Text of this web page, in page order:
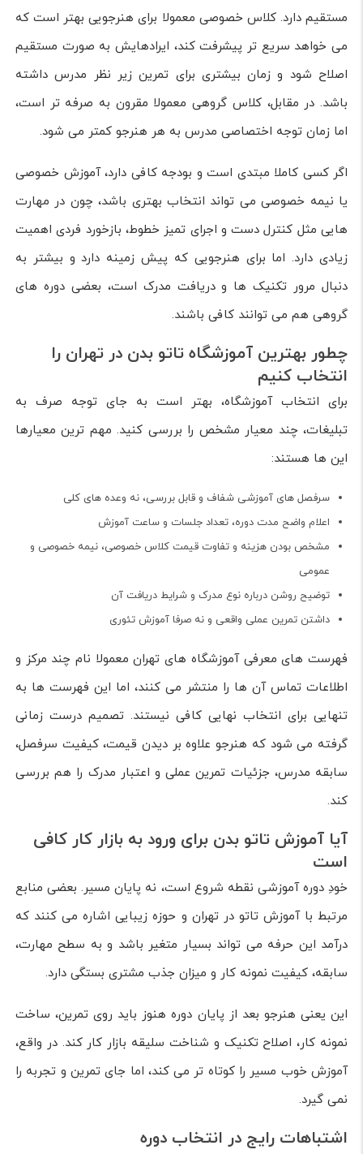
مستقیم دارد. کلاس خصوصی معمولا برای هنرجویی بهتر است که
می خواهد سریع تر پیشرفت کند، ایرادهایش به صورت مستقیم
اصلاح شود و زمان بیشتری برای تمرین زیر نظر مدرس داشته
باشد. در مقابل، کلاس گروهی معمولا مقرون به صرفه تر است،
اما زمان توجه اختصاصی مدرس به هر هنرجو کمتر می شود.
اگر کسی کاملا مبتدی است و بودجه کافی دارد، آموزش خصوصی
یا نیمه خصوصی می تواند انتخاب بهتری باشد، چون در مهارت
هایی مثل کنترل دست و اجرای تمیز خطوط، بازخورد فردی اهمیت
زیادی دارد. اما برای هنرجویی که پیش زمینه دارد و بیشتر به
دنبال مرور تکنیک ها و دریافت مدرک است، بعضی دوره های
گروهی هم می توانند کافی باشند.
چطور بهترین آموزشگاه تاتو بدن در تهران را
انتخاب کنیم
برای انتخاب آموزشگاه، بهتر است به جای توجه صرف به
تبلیغات، چند معیار مشخص را بررسی کنید. مهم ترین معیارها
این ها هستند:
سرفصل های آموزشی شفاف و قابل بررسی، نه وعده های کلی
اعلام واضح مدت دوره، تعداد جلسات و ساعت آموزش
مشخص بودن هزینه و تفاوت قیمت کلاس خصوصی، نیمه خصوصی و
عمومی
توضیح روشن درباره نوع مدرک و شرایط دریافت آن
داشتن تمرین عملی واقعی و نه صرفا آموزش تئوری
فهرست های معرفی آموزشگاه های تهران معمولا نام چند مرکز و
اطلاعات تماس آن ها را منتشر می کنند، اما این فهرست ها به
تنهایی برای انتخاب نهایی کافی نیستند. تصمیم درست زمانی
گرفته می شود که هنرجو علاوه بر دیدن قیمت، کیفیت سرفصل،
سابقه مدرس، جزئیات تمرین عملی و اعتبار مدرک را هم بررسی
کند.
آیا آموزش تاتو بدن برای ورود به بازار کار کافی
است
خودِ دوره آموزشی نقطه شروع است، نه پایان مسیر. بعضی منابع
مرتبط با آموزش تاتو در تهران و حوزه زیبایی اشاره می کنند که
درآمد این حرفه می تواند بسیار متغیر باشد و به سطح مهارت،
سابقه، کیفیت نمونه کار و میزان جذب مشتری بستگی دارد.
این یعنی هنرجو بعد از پایان دوره هنوز باید روی تمرین، ساخت
نمونه کار، اصلاح تکنیک و شناخت سلیقه بازار کار کند. در واقع،
آموزش خوب مسیر را کوتاه تر می کند، اما جای تمرین و تجربه را
نمی گیرد.
اشتباهات رایج در انتخاب دوره